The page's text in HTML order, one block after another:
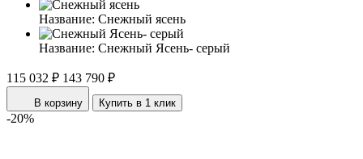
Название: Снежный ясень
Название: Снежный Ясень- серый
115 032 ₽ 143 790 ₽
В корзину Купить в 1 клик
-20%